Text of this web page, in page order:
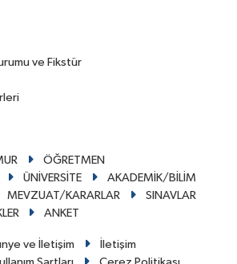
ve Fikstür
ÖĞRETMEN
ÜNİVERSİTE
AKADEMİK/BİLİM
MEVZUAT/KARARLAR
SINAVLAR
ANKET
ve İletişim
İletişim